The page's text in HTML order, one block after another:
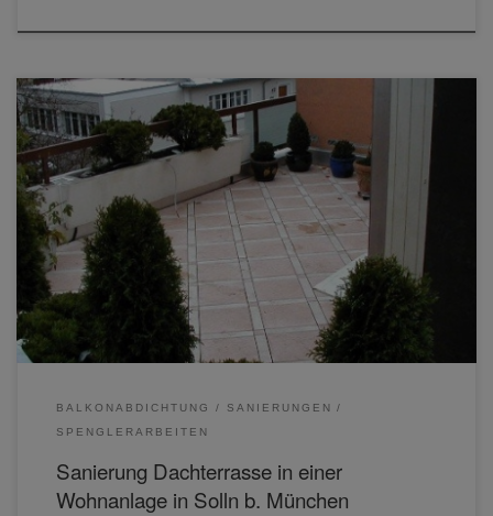
BALKONABDICHTUNG
SANIERUNGEN
SPENGLERARBEITEN
Sanierung Dachterrasse in einer
Wohnanlage in Solln b. München